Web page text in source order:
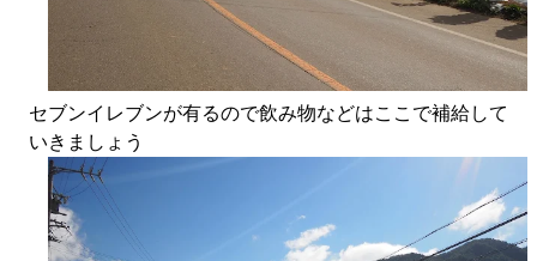
セブンイレブンが有るので飲み物などはここで補給して
いきましょう